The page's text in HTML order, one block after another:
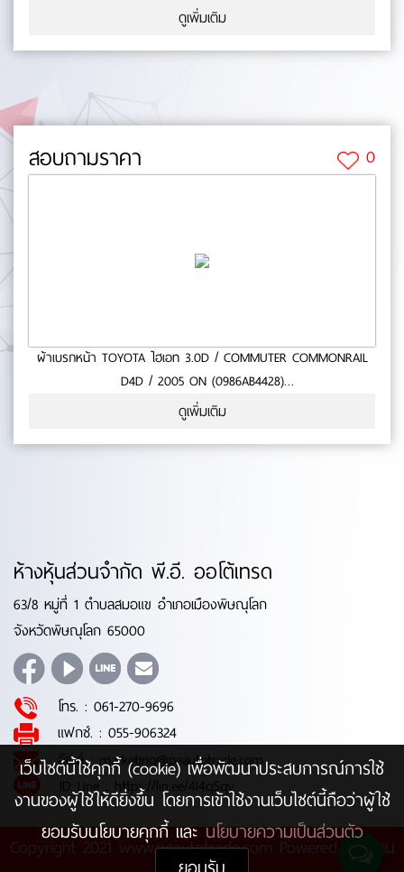
NG,NF,NE,GL / L-200 ไซโคลน- สินค้าคุณภาพ- มาตารฐาน BOSCH-
หนา (mm.):0- ยาว (mm.):0- กว้าง (mm.):0 No.0-65-27
ดูเพิ่มเติม
สอบถามราคา 0
ผ้าเบรกหน้า TOYOTA ไฮเอท 3.0D / COMMUTER COMMONRAIL
D4D / 2005 ON (0986AB4428)
D4D / 2005 ON- สินค้าคุณภาพ- มาตารฐาน BOSCH- หนา
(mm.):0- ยาว (mm.):0- กว้าง (mm.):0 No.0-65-26
ดูเพิ่มเติม
เว็บไซต์นี้ใช้คุกกี้ (cookie) เพื่อพัฒนาประสบการณ์การใช้
งานของผู้ใช้ให้ดียิ่งขึ้น โดยการเข้าใช้งานเว็บไซต์นี้ถือว่าผู้ใช้
ยอมรับนโยบายคุกกี้ และนโยบายความเป็นส่วนตัว
ห้างหุ้นส่วนจำกัด พี.อี. ออโต้เทรด
63/8 หมู่ที่ 1 ตำบลสมอแข อำเภอเมืองพิษณุโลก
จังหวัดพิษณุโลก 65000
โทร. : 061-270-9696
แฟกซ์. : 055-906324
อีเมล์ :marketing@peautotrade.com
ID Line : https://lin.ee/4l4qSqy
Copyright 2021 www.peautotrade.com Powered byบ้าน